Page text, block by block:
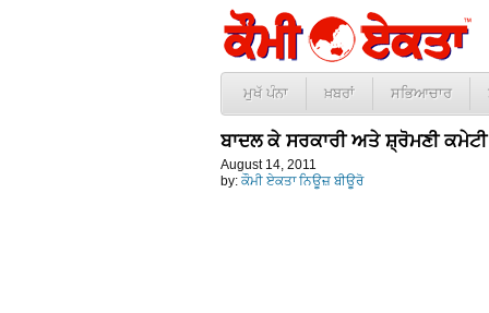
ਮੁਖੱ ਪੰਨਾ ਖ਼ਬਰਾਂ ਸਭਿਆਚਾਰ
ਬਾਦਲ ਕੇ ਸਰਕਾਰੀ ਅਤੇ ਸ਼੍ਰੋਮਣੀ
August 14, 2011
by: ਕੌਮੀ ਏਕਤਾ ਨਿਊਜ਼ ਬੀਊਰੋ